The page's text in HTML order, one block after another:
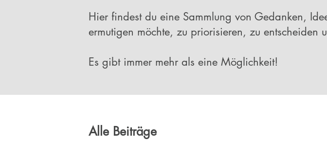
Hier findest du eine Sammlung von Gedanken,
ermutigen möchte, zu priorisieren, zu entscheiden
Es gibt immer mehr als eine Möglichkeit!
Alle Beiträge